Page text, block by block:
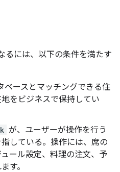
るには、以下の条件を満たす
ベースとマッチングできる住
をビジネスで保持してい
が、ユーザーが操作を行う
している。操作には、席の
ール設定、料理の注文、予
す。